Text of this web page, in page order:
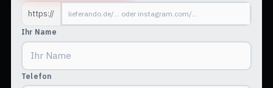
https://
Ihr Name
Telefon